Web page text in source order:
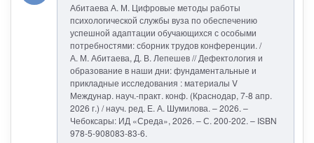
Абитаева А. М. Цифровые методы работы
психологической службы вуза по обеспечению
успешной адаптации обучающихся с особыми
потребностями: сборник трудов конференции. /
А. М. Абитаева, Д. В. Лепешев // Дефектология и
образование в наши дни: фундаментальные и
прикладные исследования : материалы V
Междунар. науч.-практ. конф. (Краснодар, 7-8 апр.
2026 г.) / науч. ред. Е. А. Шумилова. – 2026. –
Чебоксары: ИД «Среда», 2026. – С. 200-202. – ISBN
978-5-908083-83-6.